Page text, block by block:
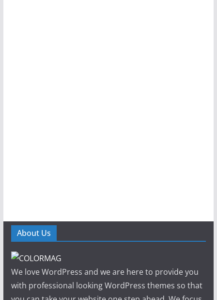
About Us
We love WordPress and we are here to provide you
with professional looking WordPress themes so that